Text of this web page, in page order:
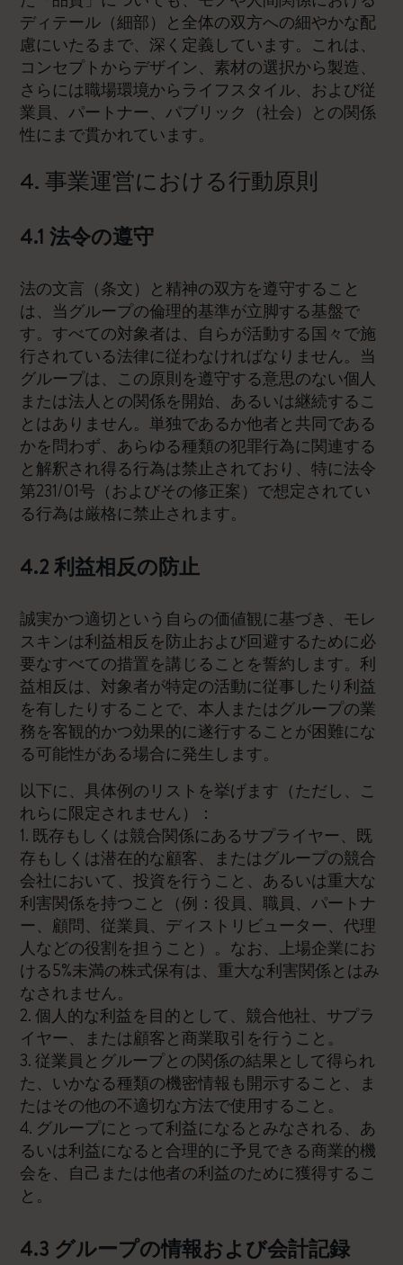
ディテール（細部）と全体の双方への細やかな配
慮にいたるまで、深く定義しています。これは、
コンセプトからデザイン、素材の選択から製造、
さらには職場環境からライフスタイル、および従
業員、パートナー、パブリック（社会）との関係
性にまで貫かれています。
4. 事業運営における行動原則
4.1 法令の遵守
法の文言（条文）と精神の双方を遵守すること
は、当グループの倫理的基準が立脚する基盤で
す。すべての対象者は、自らが活動する国々で施
行されている法律に従わなければなりません。当
グループは、この原則を遵守する意思のない個人
または法人との関係を開始、あるいは継続するこ
とはありません。単独であるか他者と共同である
かを問わず、あらゆる種類の犯罪行為に関連する
と解釈され得る行為は禁止されており、特に法令
第231/01号（およびその修正案）で想定されてい
る行為は厳格に禁止されます。
4.2 利益相反の防止
誠実かつ適切という自らの価値観に基づき、モレ
スキンは利益相反を防止および回避するために必
要なすべての措置を講じることを誓約します。利
益相反は、対象者が特定の活動に従事したり利益
を有したりすることで、本人またはグループの業
務を客観的かつ効果的に遂行することが困難にな
る可能性がある場合に発生します。
以下に、具体例のリストを挙げます（ただし、こ
れらに限定されません）：
1. 既存もしくは競合関係にあるサプライヤー、既
存もしくは潜在的な顧客、またはグループの競合
会社において、投資を行うこと、あるいは重大な
利害関係を持つこと（例：役員、職員、パートナ
ー、顧問、従業員、ディストリビューター、代理
人などの役割を担うこと）。なお、上場企業にお
ける5%未満の株式保有は、重大な利害関係とはみ
なされません。
2. 個人的な利益を目的として、競合他社、サプラ
イヤー、または顧客と商業取引を行うこと。
3. 従業員とグループとの関係の結果として得られ
た、いかなる種類の機密情報も開示すること、ま
たはその他の不適切な方法で使用すること。
4. グループにとって利益になるとみなされる、あ
るいは利益になると合理的に予見できる商業的機
会を、自己または他者の利益のために獲得するこ
と。
4.3 グループの情報および会計記録